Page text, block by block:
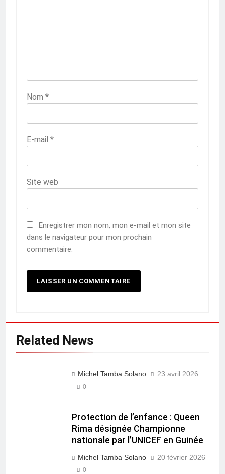
Nom *
E-mail *
Site web
Enregistrer mon nom, mon e-mail et mon site
dans le navigateur pour mon prochain
commentaire.
Related News
Michel Tamba Solano 23 avril 2026
0
Protection de l’enfance : Queen
Rima désignée Championne
nationale par l’UNICEF en Guinée
Michel Tamba Solano 20 février 2026
0